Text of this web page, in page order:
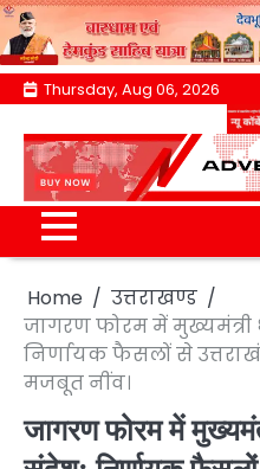
Skip
content
Thursday, Aug 06, 2026
Home
उत्तराखण्ड
जागरण फोरम में
निर्णायक फैसलों से
मजबूत नींव।
जागरण फोरम में